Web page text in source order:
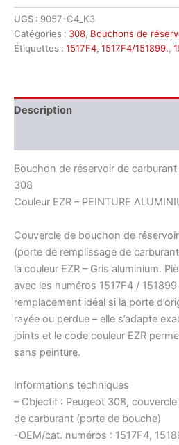
Cache
bouchon
de
réservoir
1517F4
151899
UGS : 9057-C4_K3
Catégories : 308, Bouchons de
Étiquettes : 1517F4, 1517F4/151899.,
Description
Bouchon de réservoir de
308
Couleur EZR – PEINTURE
Couvercle de bouchon de
(porte de remplissage de
la couleur EZR – Gris aluminium.
avec les numéros 1517F4 / 151899
remplacement idéal si la porte
rayée ou perdue – elle s’adapte
joints et le code couleur EZR
sans peinture.
Informations techniques
– Objectif : Peugeot 308,
de carburant (porte de bouche)
-OEM/cat. numéros : 1517F4,